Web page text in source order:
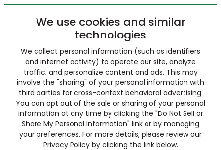
We use cookies and similar
technologies
We collect personal information (such as identifiers
and internet activity) to operate our site, analyze
traffic, and personalize content and ads. This may
involve the "sharing" of your personal information with
third parties for cross-context behavioral advertising.
You can opt out of the sale or sharing of your personal
information at any time by clicking the "Do Not Sell or
Share My Personal Information" link or by managing
your preferences. For more details, please review our
Privacy Policy by clicking the link below.